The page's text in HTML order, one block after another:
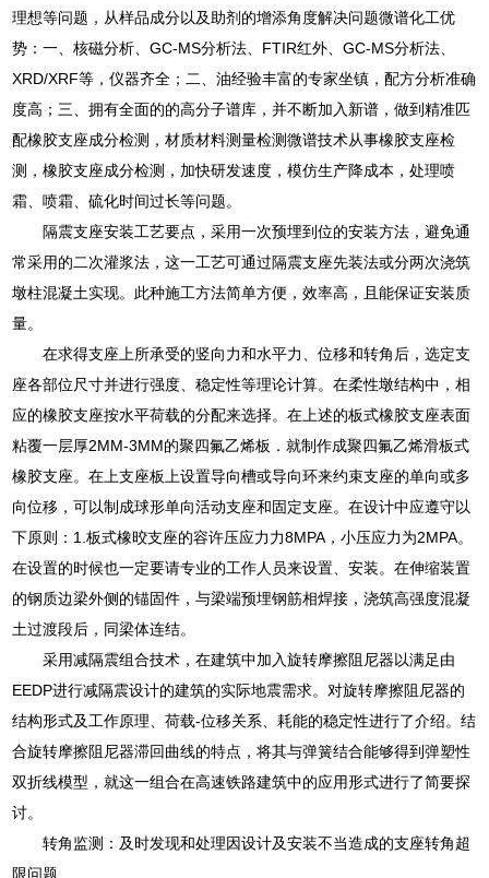
理想等问题，从样品成分以及助剂的增添角度解决问题微谱化工优
势：一、核磁分析、GC-MS分析法、FTIR红外、GC-MS分析法、
XRD/XRF等，仪器齐全；二、油经验丰富的专家坐镇，配方分析准确
度高；三、拥有全面的的高分子谱库，并不断加入新谱，做到精准匹
配橡胶支座成分检测，材质材料测量检测微谱技术从事橡胶支座检
测，橡胶支座成分检测，加快研发速度，模仿生产降成本，处理喷
霜、喷霜、硫化时间过长等问题。
隔震支座安装工艺要点，采用一次预埋到位的安装方法，避免通
常采用的二次灌浆法，这一工艺可通过隔震支座先装法或分两次浇筑
墩柱混凝土实现。此种施工方法简单方便，效率高，且能保证安装质
量。
在求得支座上所承受的竖向力和水平力、位移和转角后，选定支
座各部位尺寸并进行强度、稳定性等理论计算。在柔性墩结构中，相
应的橡胶支座按水平荷载的分配来选择。在上述的板式橡胶支座表面
粘覆一层厚2MM-3MM的聚四氟乙烯板．就制作成聚四氟乙烯滑板式
橡胶支座。在上支座板上设置导向槽或导向环来约束支座的单向或多
向位移，可以制成球形单向活动支座和固定支座。在设计中应遵守以
下原则：1.板式橡晈支座的容许压应力力8MPA，小压应力为2MPA。
在设置的时候也一定要请专业的工作人员来设置、安装。在伸缩装置
的钢质边梁外侧的锚固件，与梁端预埋钢筋相焊接，浇筑高强度混凝
土过渡段后，同梁体连结。
采用减隔震组合技术，在建筑中加入旋转摩擦阻尼器以满足由
EEDP进行减隔震设计的建筑的实际地震需求。对旋转摩擦阻尼器的
结构形式及工作原理、荷载-位移关系、耗能的稳定性进行了介绍。结
合旋转摩擦阻尼器滞回曲线的特点，将其与弹簧结合能够得到弹塑性
双折线模型，就这一组合在高速铁路建筑中的应用形式进行了简要探
讨。
转角监测：及时发现和处理因设计及安装不当造成的支座转角超
限问题